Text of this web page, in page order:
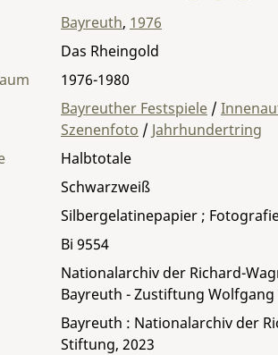
Bayreuth, 1976
Silbergelatinepapier ;
Halbtotale
Schwarzweiß
Das Rheingold
1976-1980
Bi 9554
Nationalarchiv der Richard-
Bayreuth - Zustiftung
Bayreuther Festspiele /
Szenenfoto / Jahrhundertring
Bayreuth : Nationalarchiv der
Stiftung, 2023